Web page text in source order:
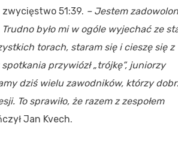
51:39. – Jestem
było mi w ogóle wyjechać ze
torach, staram się i cieszę się z
przywiózł „trójkę”, juniorzy
dziś wielu zawodników, którzy
To sprawiło, że razem z zespołem
Jan Kvech.